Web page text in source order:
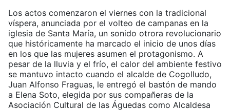
Los actos comenzaron el viernes con la tradicional
víspera, anunciada por el volteo de campanas en la
iglesia de Santa María, un sonido otrora revolucionario
que históricamente ha marcado el inicio de unos días
en los que las mujeres asumen el protagonismo. A
pesar de la lluvia y el frío, el calor del ambiente festivo
se mantuvo intacto cuando el alcalde de Cogolludo,
Juan Alfonso Fraguas, le entregó el bastón de mando
a Elena Soto, elegida por sus compañeras de la
Asociación Cultural de las Águedas como Alcaldesa